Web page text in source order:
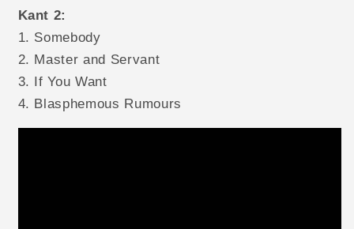
Kant 2:
1. Somebody
2. Master and Servant
3. If You Want
4. Blasphemous Rumours